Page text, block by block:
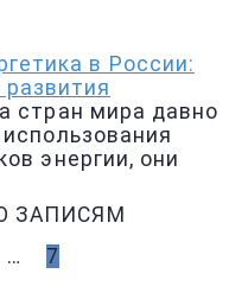
в России:
стран мира давно
энергии, они
ЗАПИСЯМ
… 7